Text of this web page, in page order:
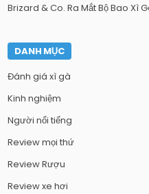
Brizard & Co. Ra Mắt Bộ Bao Xì
DANH MỤC
Đánh giá xì gà
Kinh nghiệm
Người nổi tiếng
Review mọi thứ
Review Rượu
Review xe hơi